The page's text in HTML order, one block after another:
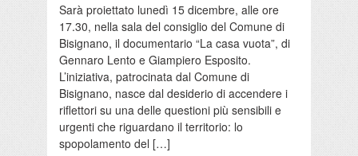
Sarà proiettato lunedì 15 dicembre, alle ore
17.30, nella sala del consiglio del Comune di
Bisignano, il documentario “La casa vuota”, di
Gennaro Lento e Giampiero Esposito.
L’iniziativa, patrocinata dal Comune di
Bisignano, nasce dal desiderio di accendere i
riflettori su una delle questioni più sensibili e
urgenti che riguardano il territorio: lo
spopolamento del […]